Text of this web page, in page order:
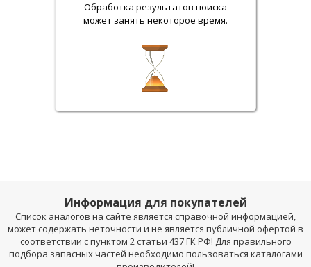
Обработка результатов поиска
может занять некоторое время.
Информация для покупателей
Список аналогов на сайте является справочной информацией,
может содержать неточности и не является публичной офертой в
соответствии с пунктом 2 статьи 437 ГК РФ! Для правильного
подбора запасных частей необходимо пользоваться каталогами